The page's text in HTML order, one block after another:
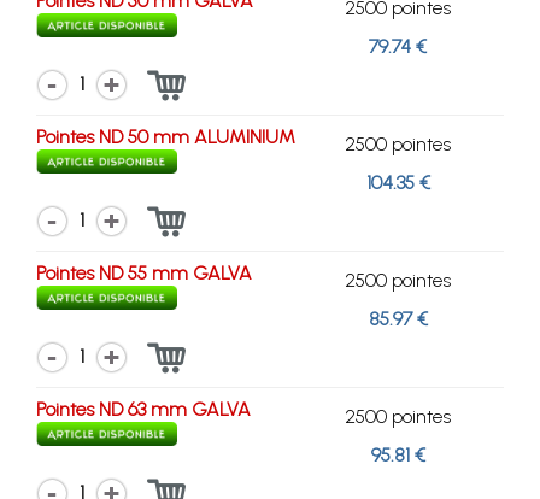
2500 pointes
79.74 €
1
Pointes ND 50 mm ALUMINIUM
2500 pointes
104.35 €
1
Pointes ND 55 mm GALVA
2500 pointes
85.97 €
1
Pointes ND 63 mm GALVA
2500 pointes
95.81 €
1